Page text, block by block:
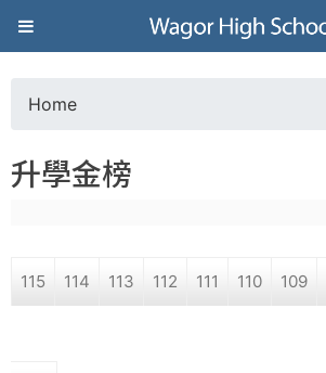
Jump to navigation
葳
格
高
學
o
a
Home
升學金榜
115 114 113 112 111 110 109